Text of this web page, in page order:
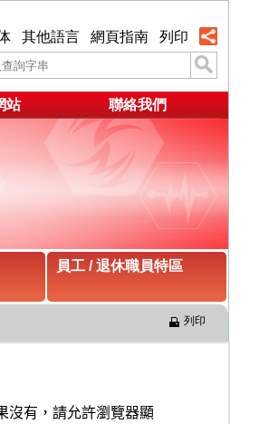
其他語言 網頁指南 列印
站 聯絡我們
員工 / 退休職員特區
列印